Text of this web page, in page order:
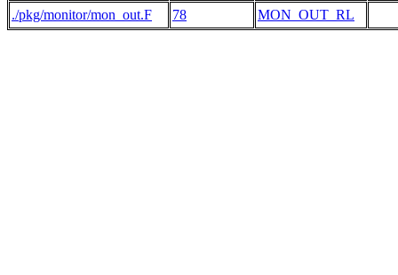
./pkg/monitor/mon_out.F
78 MON_OUT_RL